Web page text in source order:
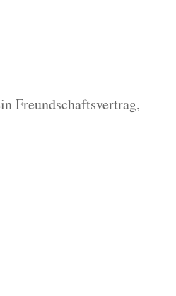
Freundschaftsvertrag,